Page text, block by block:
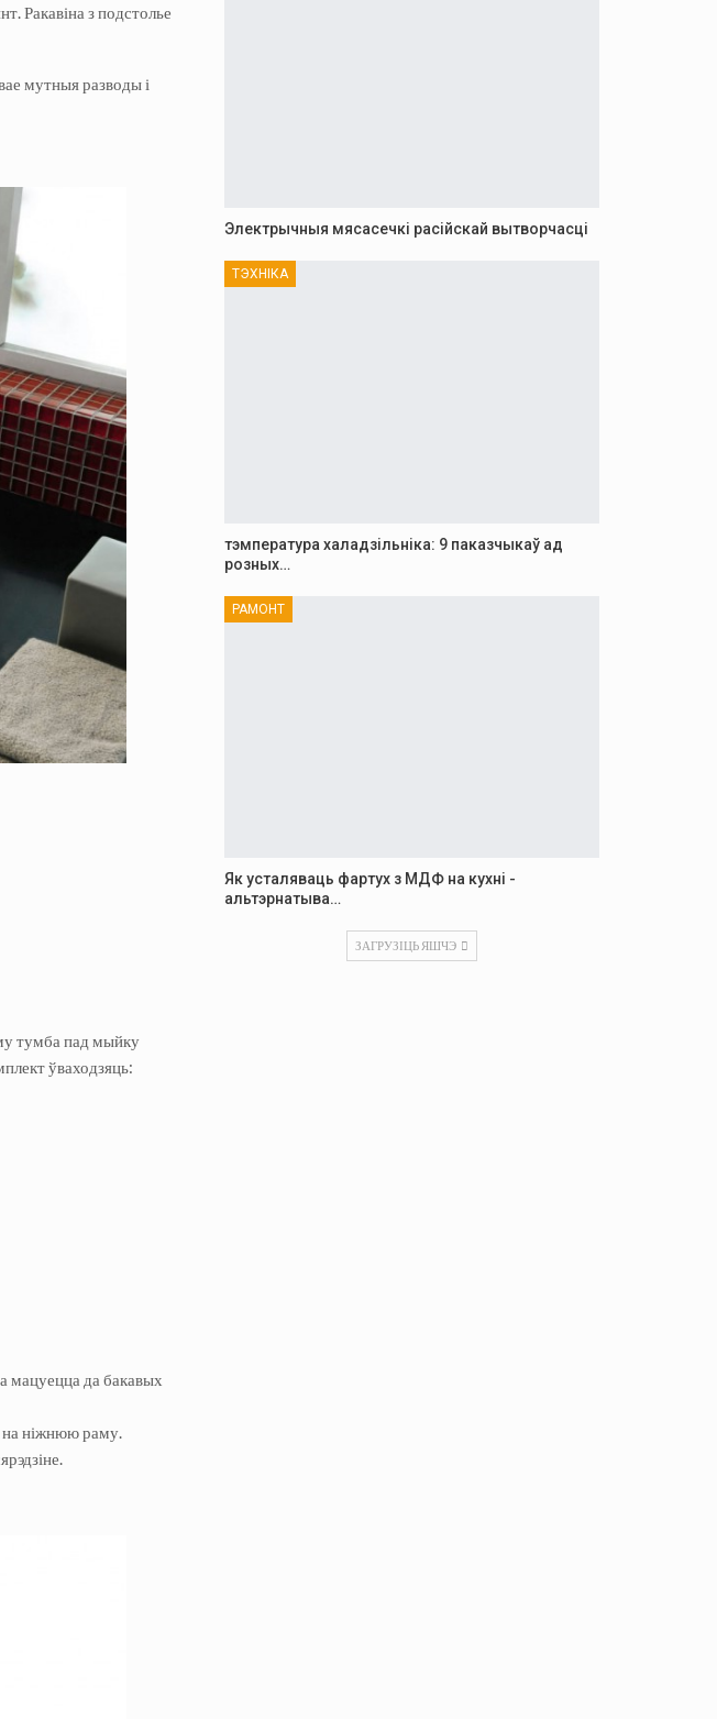
Ракавіна з подстолье
мутныя разводы і
тумба пад мыйку
ўваходзяць:
мацуецца да бакавых
на ніжнюю раму.
Электрычныя мясасечкі расійскай вытворчасці
ТЭХНІКА
тэмпература халадзільніка: 9 паказчыкаў ад
розных…
РАМОНТ
Як усталяваць фартух з МДФ на кухні -
альтэрнатыва…
ЗАГРУЗІЦЬ ЯШЧЭ